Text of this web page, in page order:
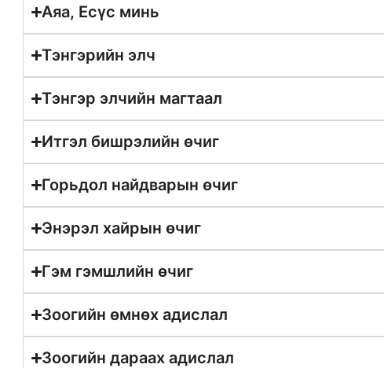
Аяа, Есүс минь
Тэнгэрийн элч
Тэнгэр элчийн магтаал
Итгэл бишрэлийн өчиг
Горьдол найдварын өчиг
Энэрэл хайрын өчиг
Гэм гэмшлийн өчиг
Зоогийн өмнөх адислал
Зоогийн дараах адислал